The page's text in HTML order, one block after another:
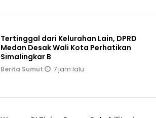
Tertinggal dari Kelurahan Lain, DPRD
Medan Desak Wali Kota Perhatikan
Simalingkar B
Berita Sumut 7 jam lalu